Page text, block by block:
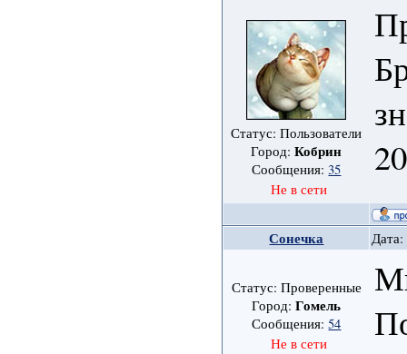
Статус: Пользователи
Город:Кобрин
Сообщения:35
Не в сети
Сонечка Дата:
Статус: Проверенные
Город:Гомель
Сообщения:54
Не в сети